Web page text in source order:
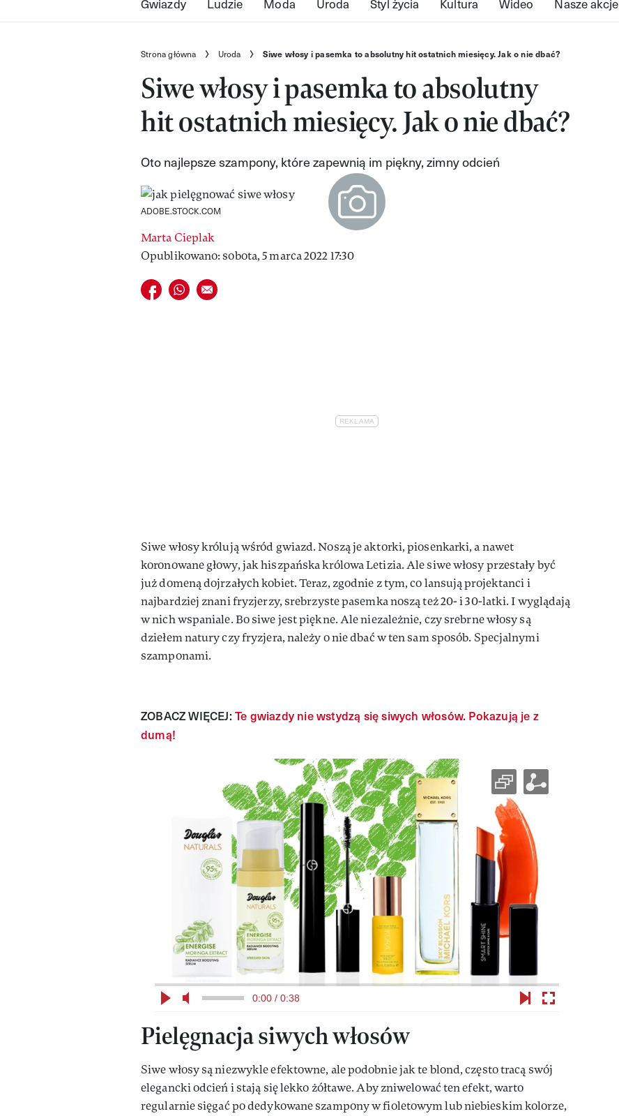
Strona główna Uroda Siwe włosy i pasemka to absolutny hit ostatnich miesięcy. Jak o nie dbać?
Siwe włosy i pasemka to absolutny
hit ostatnich miesięcy. Jak o nie dbać?
Oto najlepsze szampony, które zapewnią im piękny, zimny odcień
ADOBE.STOCK.COM
Marta Cieplak
Opublikowano: sobota, 5 marca 2022 17:30
Udostępnij na facebook
Udostępnij na whatsapp
E-mail do przyjaciela
Siwe włosy królują wśród gwiazd. Noszą je aktorki, piosenkarki, a nawet
koronowane głowy, jak hiszpańska królowa Letizia. Ale siwe włosy przestały być
już domeną dojrzałych kobiet. Teraz, zgodnie z tym, co lansują projektanci i
najbardziej znani fryzjerzy, srebrzyste pasemka noszą też 20- i 30-latki. I wyglądają
w nich wspaniale. Bo siwe jest piękne. Ale niezależnie, czy srebrne włosy są
dziełem natury czy fryzjera, należy o nie dbać w ten sam sposób. Specjalnymi
szamponami.
ZOBACZ WIĘCEJ: Te gwiazdy nie wstydzą się siwych włosów. Pokazują je z
dumą!
0:00 / 0:38
Pielęgnacja siwych włosów
Siwe włosy są niezwykle efektowne, ale podobnie jak te blond, często tracą swój
elegancki odcień i stają się lekko żółtawe. Aby zniwelować ten efekt, warto
regularnie sięgać po dedykowane szampony w fioletowym lub niebieskim kolorze,